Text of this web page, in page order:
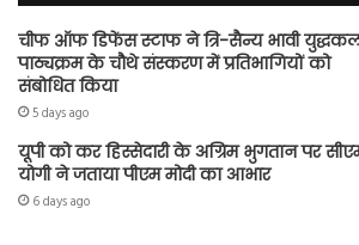
चीफ ऑफ डिफेंस स्टाफ ने त्रि-सैन्य भावी
पाठ्यक्रम के चौथे संस्करण में प्रतिभागियों को
संबोधित किया
5 days ago
यूपी को कर हिस्सेदारी के अग्रिम भुगतान पर
योगी ने जताया पीएम मोदी का आभार
6 days ago